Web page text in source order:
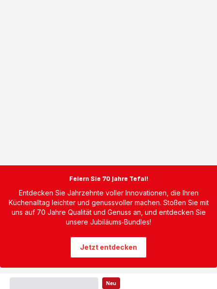
Feiern Sie 70 Jahre Tefal!
Entdecken Sie Jahrzehnte voller Innovationen, die Ihren
Küchenalltag leichter und genussvoller machen. Stoßen Sie mit
uns auf 70 Jahre Qualität und Genuss an, und entdecken Sie
unsere Jubiläums‑Bundles!
Jetzt entdecken
Neu